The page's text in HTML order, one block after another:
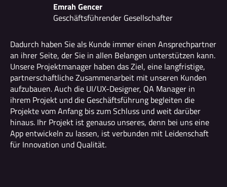
Emrah Gencer
Geschäftsführender Gesellschafter
Dadurch haben Sie als Kunde immer einen Ansprechpartner
an ihrer Seite, der Sie in allen Belangen unterstützen kann.
Unsere Projektmanager haben das Ziel, eine langfristige,
partnerschaftliche Zusammenarbeit mit unseren Kunden
aufzubauen. Auch die UI/UX-Designer, QA Manager in
ihrem Projekt und die Geschäftsführung begleiten die
Projekte vom Anfang bis zum Schluss und weit darüber
hinaus. Ihr Projekt ist genauso unseres, denn bei uns eine
App entwickeln zu lassen, ist verbunden mit Leidenschaft
für Innovation und Qualität.